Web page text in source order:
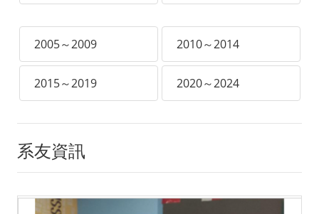
2005～2009 2010～2014
2015～2019 2020～2024
系友資訊